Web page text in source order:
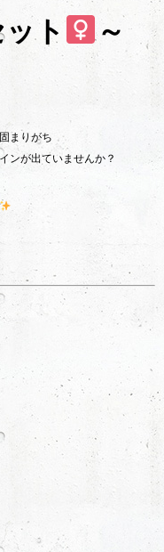
ト‍ ～
まりがち
ンが出ていませんか？